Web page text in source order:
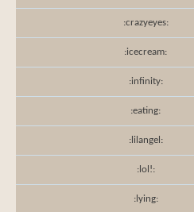
:crazyeyes:
:icecream:
:infinity:
:eating:
:lilangel:
:lol!:
:lying: